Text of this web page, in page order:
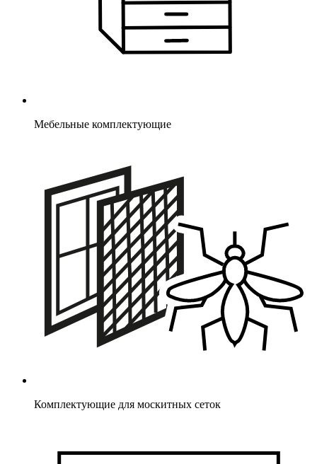
Мебельные комплектующие
Комплектующие для москитных сеток